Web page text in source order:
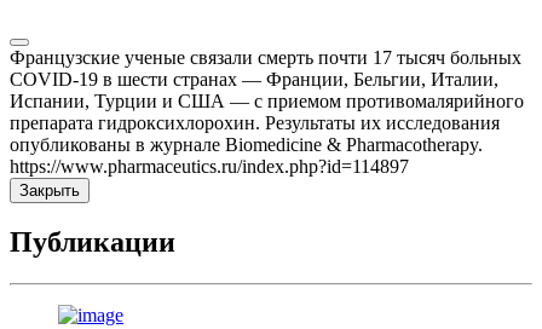
Французские ученые связали смерть почти 17 тысяч больных
COVID-19 в шести странах — Франции, Бельгии, Италии,
Испании, Турции и США — с приемом противомалярийного
препарата гидроксихлорохин. Результаты их исследования
опубликованы в журнале Biomedicine & Pharmacotherapy.
https://www.pharmaceutics.ru/index.php?id=114897
Закрыть
Публикации